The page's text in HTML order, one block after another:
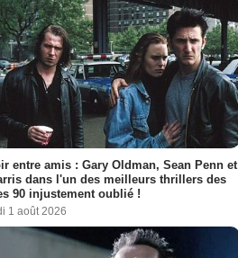
entre amis : Gary Oldman, Sean Penn et
dans l'un des meilleurs thrillers des
90 injustement oublié !
1 août 2026